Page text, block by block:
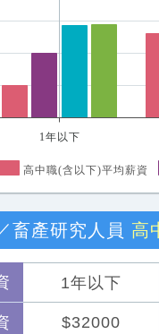
1年以下
高中職(含以下)平均薪資
畜產研究人員 高
1年以下
$32000